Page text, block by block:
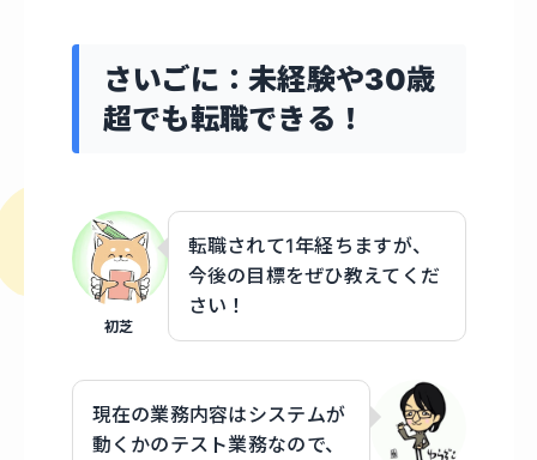
さいごに：未経験や30歳
超でも転職できる！
初芝
転職されて1年経ちますが、
今後の目標をぜひ教えてくだ
さい！
現在の業務内容はシステムが
動くかのテスト業務なので、